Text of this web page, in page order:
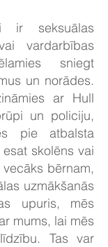
ir seksuālas
vardarbības
sniegt
un norādes.
ar Hull
un policiju,
pie atbalsta
skolēns vai
bērnam,
uzmākšanās
upuris, mēs
mums, lai mēs
Tas var